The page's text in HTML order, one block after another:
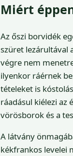
Miért
Az őszi borvidék
szüret lezárultával
végre nem
ilyenkor ráérnek
tételeket is
ráadásul kiélezi az
vörösborok és a
A látvány
kékfrankos levelei